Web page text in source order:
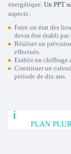
énergétique. Un PPT
aspects :
Faire un état des
devra être établi
Réaliser un
effectués.
Etablir un chiffrage
Constituer un
période de dix ans.
PLAN